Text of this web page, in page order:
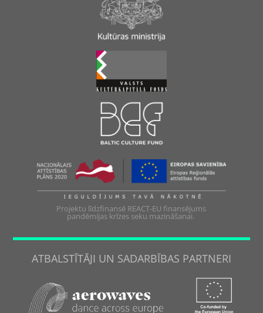
Projektu līdzfinansē REACT-EU finansējums
pandēmijas krīzes seku mazināšanai.
ATBALSTĪTĀJI UN SADARBĪBAS PARTNERI